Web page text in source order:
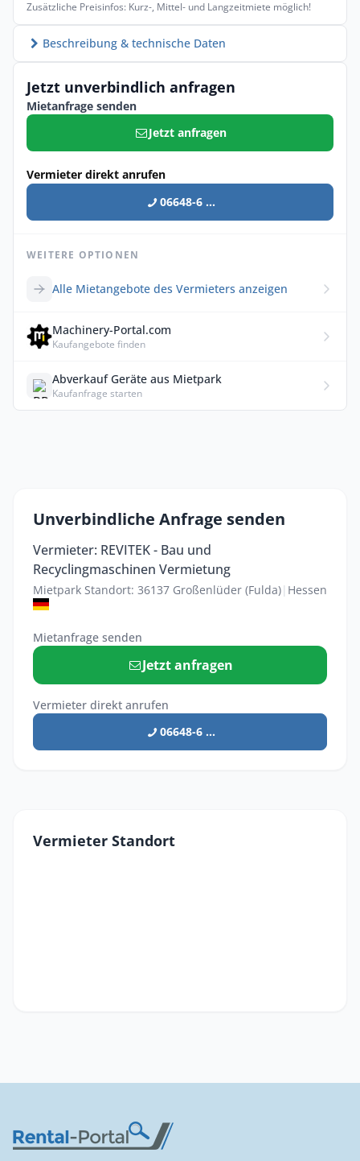
Zusätzliche Preisinfos: Kurz-, Mittel- und Langzeitmiete möglich!
Beschreibung & technische Daten
Jetzt unverbindlich anfragen
Mietanfrage senden
Jetzt anfragen
Vermieter direkt anrufen
06648-6 ...
WEITERE OPTIONEN
Alle Mietangebote des Vermieters anzeigen
Machinery-Portal.com
Kaufangebote finden
Abverkauf Geräte aus Mietpark
Kaufanfrage starten
Unverbindliche Anfrage senden
Vermieter: REVITEK - Bau und
Recyclingmaschinen Vermietung
Mietpark Standort: 36137 Großenlüder (Fulda)| Hessen
Mietanfrage senden
Jetzt anfragen
Vermieter direkt anrufen
06648-6 ...
Vermieter Standort